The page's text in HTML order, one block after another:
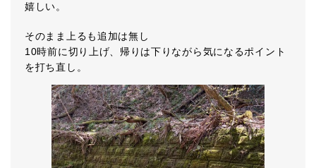
嬉しい。
そのまま上るも追加は無し
10時前に切り上げ、帰りは下りながら気になるポイント
を打ち直し。